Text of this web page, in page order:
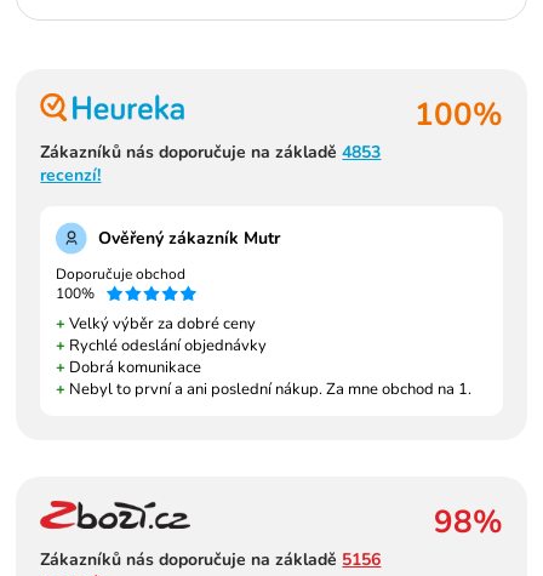
100%
Zákazníků nás doporučuje na základě4853
recenzí!
Ověřený zákazník Mutr
Doporučuje obchod
100%
+ Velký výběr za dobré ceny
+ Rychlé odeslání objednávky
+ Dobrá komunikace
+ Nebyl to první a ani poslední nákup. Za mne obchod na 1.
98%
Zákazníků nás doporučuje na základě 5156